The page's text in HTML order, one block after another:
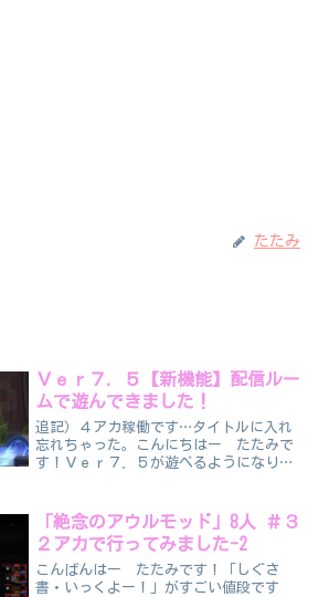
たたみ
Ｖｅｒ７．５【新機能】配信ルー
ムで遊んできました！
追記）４アカ稼働です…タイトルに入れ
忘れちゃった。こんにちはー たたみで
す！Ｖｅｒ７．５が遊べるようになりま
まで待ちです…。ストーリー ・・・こ
れも攻略サイト待ちで…。...
「絶念のアウルモッド」8人 ＃３
２アカで行ってみました-2
こんばんはー たたみです！「しぐさ
書・いっくよー！」がすごい値段です